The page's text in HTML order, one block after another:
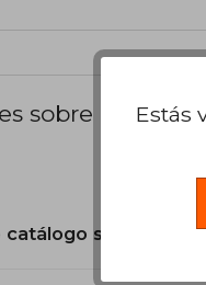
sobre el libro
son
Estás